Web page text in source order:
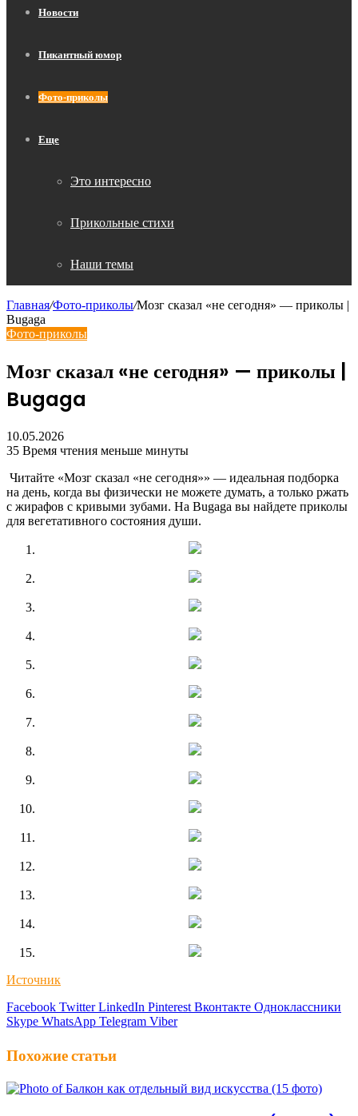
Новости
Пикантный юмор
Фото-приколы
Еще
Это интересно
Прикольные стихи
Наши темы
Главная/Фото-приколы/Мозг сказал «не сегодня» — приколы |
Bugaga
Фото-приколы
Мозг сказал «не сегодня» — приколы |
Bugaga
10.05.2026
35 Время чтения меньше минуты
Читайте «Мозг сказал «не сегодня»» — идеальная подборка
на день, когда вы физически не можете думать, а только ржать
с жирафов с кривыми зубами. На Bugaga вы найдете приколы
для вегетативного состояния души.
Источник
Facebook Twitter LinkedIn Pinterest Вконтакте Одноклассники
Skype WhatsApp Telegram Viber
Похожие статьи